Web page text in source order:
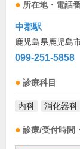
所在地・電話
中郡駅
鹿児島県鹿児島
099-251-5858
診療科目
内科 消化器科
診療/受付時間